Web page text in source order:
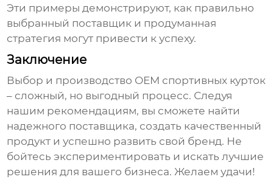
Эти примеры демонстрируют, как правильно
выбранный поставщик и продуманная
стратегия могут привести к успеху.
Заключение
Выбор и производство OEM спортивных курток
– сложный, но выгодный процесс. Следуя
нашим рекомендациям, вы сможете найти
надежного поставщика, создать качественный
продукт и успешно развить свой бренд. Не
бойтесь экспериментировать и искать лучшие
решения для вашего бизнеса. Желаем удачи!